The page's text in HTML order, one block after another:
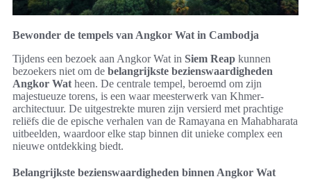
Bewonder de tempels van Angkor Wat in Cambodja
Tijdens een bezoek aan Angkor Wat in Siem Reap kunnen
bezoekers niet om de belangrijkste bezienswaardigheden
Angkor Wat heen. De centrale tempel, beroemd om zijn
majestueuze torens, is een waar meesterwerk van Khmer-
architectuur. De uitgestrekte muren zijn versierd met prachtige
reliëfs die de epische verhalen van de Ramayana en Mahabharata
uitbeelden, waardoor elke stap binnen dit unieke complex een
nieuwe ontdekking biedt.
Belangrijkste bezienswaardigheden binnen Angkor Wat